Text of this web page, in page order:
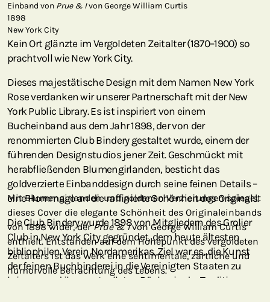
Einband von Prue & Ivon George William Curtis
1898
New York City
Kein Ort glänzte im Vergoldeten Zeitalter (1870–1900) so
prachtvoll wie New York City.
Dieses majestätische Design mit dem Namen New York
Rose verdanken wir unserer Partnerschaft mit der New
York Public Library. Es ist inspiriert von einem
Bucheinband aus dem Jahr 1898, der von der
renommierten Club Bindery gestaltet wurde, einem der
führenden Designstudios jener Zeit. Geschmückt mit
herabfließenden Blumengirlanden, besticht das
goldverzierte Einbanddesign durch seine feinen Details –
eine Hommage an die raffinierte Schönheit des Originals.
Die Club Bindery wurde 1898 von Mitgliedern des Grolier
Club in New York City gegründet, dem heute ältesten
bibliophilen Verein Nordamerikas. Ziel war es, die Kunst
der feinen Buchbinderei in die Vereinigten Staaten zu
bringen und ihre wertvollsten Bücher in der Tradition
Mit Blumengirlanden und goldenen Verzierungen spiegelt
dieses Cover die elegante Schönheit des Originaleinbands
von 1898 wider, derPrue & Ivon George William Curtis
enthielt. Entstanden auf dem Höhepunkt des vergoldeten
Zeitalters ist das Werk eine sentimentale, zärtliche und
humorvolle Betrachtung des Lebens.